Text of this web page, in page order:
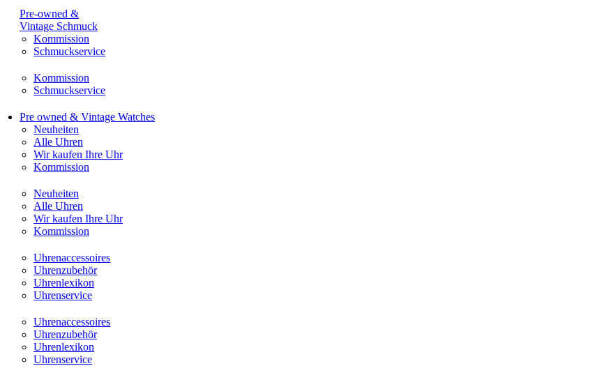
Pre-owned &
Vintage Schmuck
Kommission
Schmuckservice
Kommission
Schmuckservice
Pre owned & Vintage Watches
Neuheiten
Alle Uhren
Wir kaufen Ihre Uhr
Kommission
Neuheiten
Alle Uhren
Wir kaufen Ihre Uhr
Kommission
Uhrenaccessoires
Uhrenzubehör
Uhrenlexikon
Uhrenservice
Uhrenaccessoires
Uhrenzubehör
Uhrenlexikon
Uhrenservice